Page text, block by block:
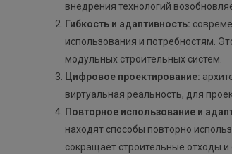
внедрения технологий
Гибкость и адаптивность:
использования и потребностям.
модульных строительных систем.
Цифровое проектирование:
виртуальная реальность, для
Повторное использование и
находят способы повторно
сокращает строительные отходы и